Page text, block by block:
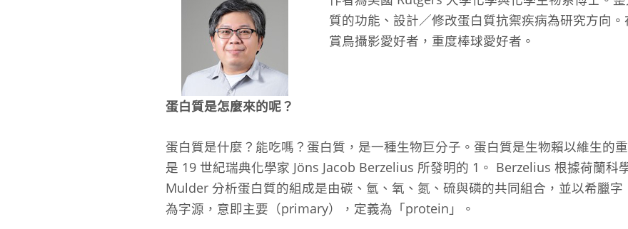
質的功能、設計／修改蛋白質抗禦疾病為研究方向
賞鳥攝影愛好者，重度棒球愛好者。
蛋白質是怎麼來的呢？
蛋白質是什麼？能吃嗎？蛋白質，是一種生物巨分子。蛋白質是生物賴以維生的
是 19 世紀瑞典化學家 Jöns Jacob Berzelius 所發明的 1 。 Berzelius 根據荷蘭科
Mulder 分析蛋白質的組成是由碳、氫、氧、氮、硫與磷的共同組合，並以希臘字
為字源，意即主要（primary），定義為「protein」。